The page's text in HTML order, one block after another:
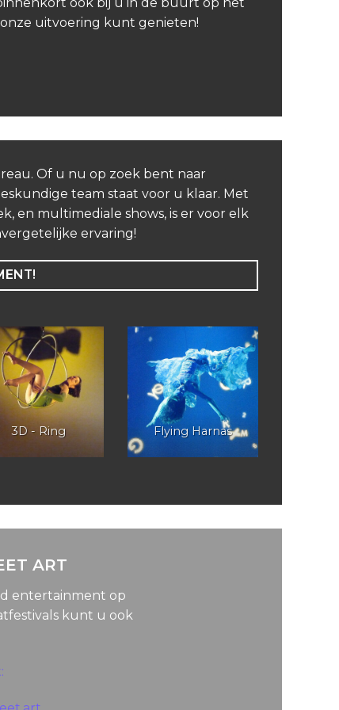
ook bij u in de buurt op het
uitvoering kunt genieten!
Of u nu op zoek bent naar
team staat voor u klaar. Met
en multimediale shows, is er voor elk
ervaring!
3D - Ring Flying Harnas
ART
entertainment op
kunt u ook